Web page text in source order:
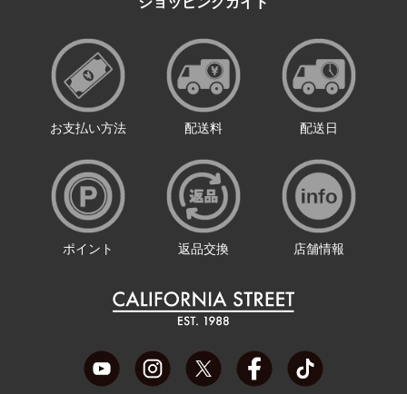
お支払い方法 配送料 配送日
ポイント 返品交換 店舗情報